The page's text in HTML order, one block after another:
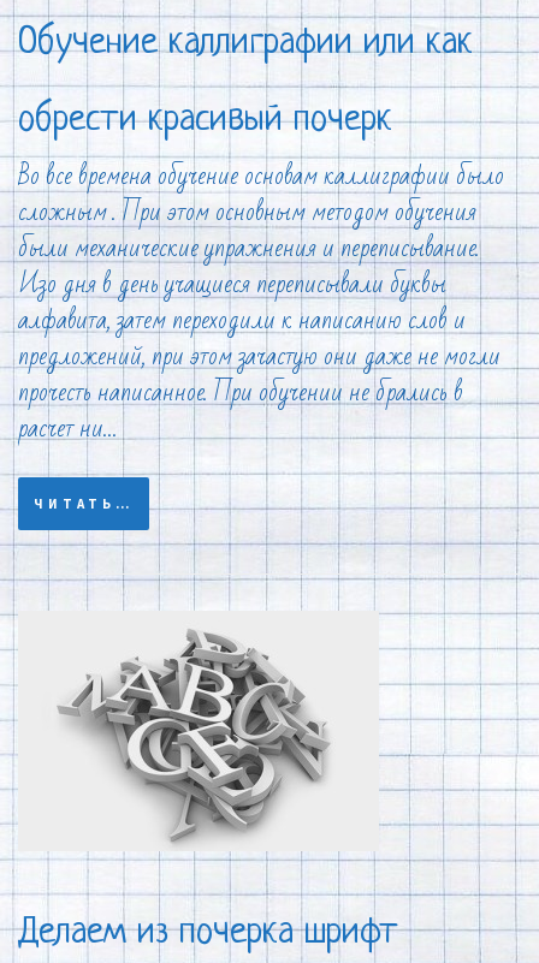
Обучение каллиграфии или как
обрести красивый почерк
Во все времена обучение основам каллиграфии было
сложным . При этом основным методом обучения
были механические упражнения и переписывание.
Изо дня в день учащиеся переписывали буквы
алфавита, затем переходили к написанию слов и
предложений, при этом зачастую они даже не могли
прочесть написанное. При обучении не брались в
расчет ни…
ЧИТАТЬ…
Делаем из почерка шрифт